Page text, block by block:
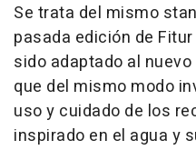
Se trata del mismo
pasada edición de
sido adaptado al
que del mismo modo
uso y cuidado de los
inspirado en el agua y